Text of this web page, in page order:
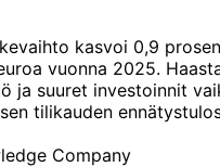
kasvoi 0,9
vuonna 2025.
ja suuret investoinnit
tilikauden
Company